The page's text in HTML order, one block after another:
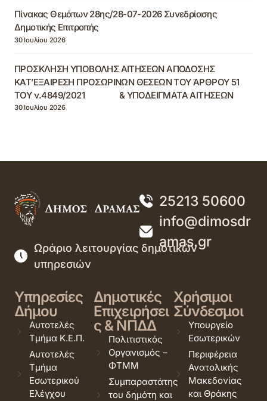
Πίνακας Θεμάτων 28ης/28-07-2026 Συνεδρίασης
Δημοτικής Επιτροπής
30 Ιουλίου 2026
ΠΡΟΣΚΛΗΣΗ ΥΠΟΒΟΛΗΣ ΑΙΤΗΣΕΩΝ ΑΠΟΔΟΣΗΣ
ΚΑΤ’ΕΞΑΙΡΕΣΗ ΠΡΟΣΩΡΙΝΩΝ ΘΕΣΕΩΝ ΤΟΥ ΆΡΘΡΟΥ 51
ΤΟΥ ν.4849/2021 & ΥΠΟΔΕΙΓΜΑΤΑ ΑΙΤΗΣΕΩΝ
30 Ιουλίου 2026
25213 50600
info@dimosdr
amas.gr
Ωράριο λειτουργίας δημοτικών
υπηρεσιών
Υπηρεσίες
Δήμου
Αυτοτελές
Τμήμα Κ.Ε.Π.
Αυτοτελές
Τμήμα
Εσωτερικού
Ελέγχου
Δημοτικές
Επιχειρήσει
ς & ΝΠΔΔ
Πολιτιστικός
Οργανισμός –
ΦΤΜΜ
Συμπαραστάτης
του δημότη και
Χρήσιμοι
Σύνδεσμοι
Υπουργείο
Εσωτερικών
Περιφέρεια
Ανατολικής
Μακεδονίας
και Θράκης